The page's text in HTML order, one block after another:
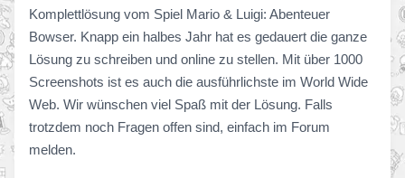
Komplettlösung vom Spiel Mario & Luigi: Abenteuer
Bowser. Knapp ein halbes Jahr hat es gedauert die ganze
Lösung zu schreiben und online zu stellen. Mit über 1000
Screenshots ist es auch die ausführlichste im World Wide
Web. Wir wünschen viel Spaß mit der Lösung. Falls
trotzdem noch Fragen offen sind, einfach im Forum
melden.